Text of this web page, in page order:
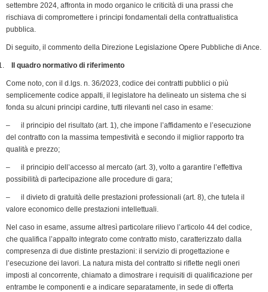
settembre 2024, affronta in modo organico le criticità di una prassi che
rischiava di compromettere i principi fondamentali della contrattualistica
pubblica.
Di seguito, il commento della Direzione Legislazione Opere Pubbliche di Ance.
Il quadro normativo di riferimento
Come noto, con il d.lgs. n. 36/2023, codice dei contratti pubblici o più
semplicemente codice appalti, il legislatore ha delineato un sistema che si
fonda su alcuni principi cardine, tutti rilevanti nel caso in esame:
– il principio del risultato (art. 1), che impone l’affidamento e l’esecuzione
del contratto con la massima tempestività e secondo il miglior rapporto tra
qualità e prezzo;
– il principio dell’accesso al mercato (art. 3), volto a garantire l’effettiva
possibilità di partecipazione alle procedure di gara;
– il divieto di gratuità delle prestazioni professionali (art. 8), che tutela il
valore economico delle prestazioni intellettuali.
Nel caso in esame, assume altresì particolare rilievo l’articolo 44 del codice,
che qualifica l’appalto integrato come contratto misto, caratterizzato dalla
compresenza di due distinte prestazioni: il servizio di progettazione e
l’esecuzione dei lavori. La natura mista del contratto si riflette negli oneri
imposti al concorrente, chiamato a dimostrare i requisiti di qualificazione per
entrambe le componenti e a indicare separatamente, in sede di offerta